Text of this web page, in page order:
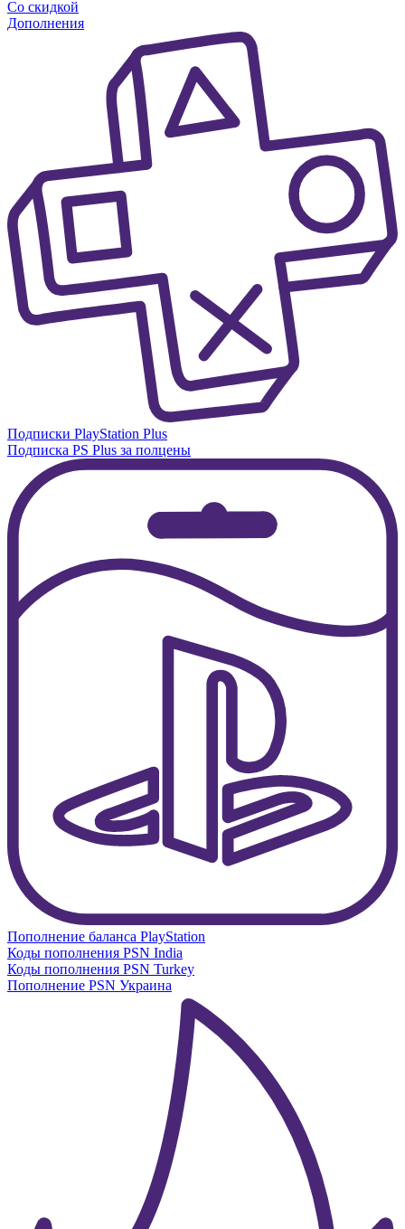
Со скидкой
Дополнения
Подписки PlayStation Plus
Подписка PS Plus за полцены
Пополнение баланса PlayStation
Коды пополнения PSN India
Коды пополнения PSN Turkey
Пополнение PSN Украина